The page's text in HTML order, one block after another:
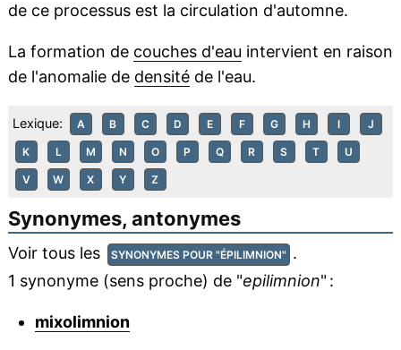
de ce processus est la circulation d'automne.
La formation de couches d'eau intervient en raison
de l'anomalie de densitéde l'eau.
Lexique: A B C D E F G H I J
K L M N O P Q R S T U
V W X Y Z
Synonymes, antonymes
Voir tous les SYNONYMES POUR "ÉPILIMNION" .
1 synonyme (sens proche) de "epilimnion" :
mixolimnion